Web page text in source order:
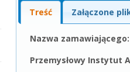
Treść Załączone
Nazwa zamawiającego:
Przemysłowy Instytut